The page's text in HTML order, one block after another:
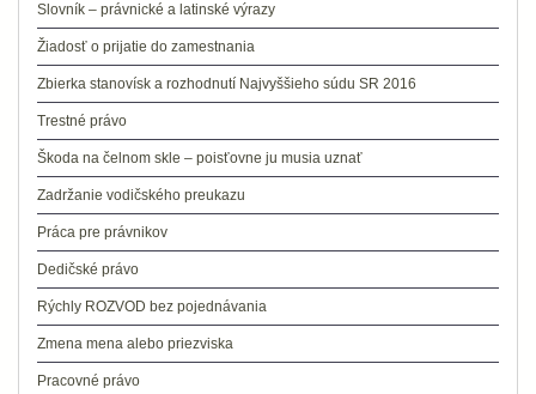
Slovník – právnické a latinské výrazy
Žiadosť o prijatie do zamestnania
Zbierka stanovísk a rozhodnutí Najvyššieho súdu SR 2016
Trestné právo
Škoda na čelnom skle – poisťovne ju musia uznať
Zadržanie vodičského preukazu
Práca pre právnikov
Dedičské právo
Rýchly ROZVOD bez pojednávania
Zmena mena alebo priezviska
Pracovné právo